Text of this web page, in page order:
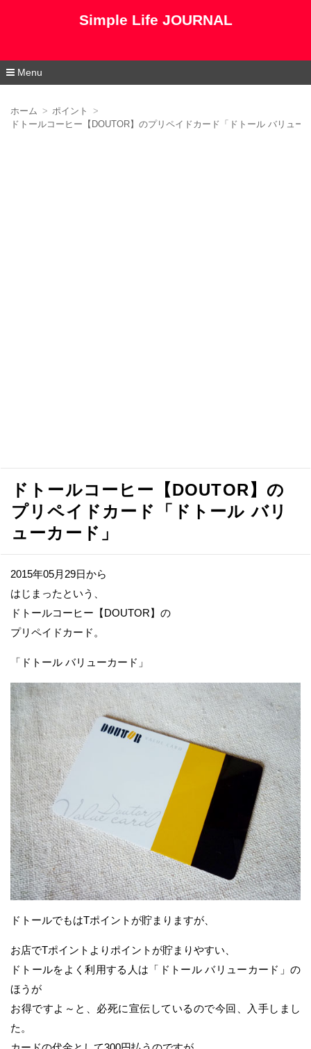
Simple Life JOURNAL
Menu
ホーム
ポイント
ドトールコーヒー【DOUTOR】のプリペイドカード「ドトール バリュー
ドトールコーヒー【DOUTOR】の
プリペイドカード「ドトール バリ
ューカード」
2015年05月29日から
はじまったという、
ドトールコーヒー【DOUTOR】の
プリペイドカード。
「ドトール バリューカード」
ドトールでもはTポイントが貯まりますが、
お店でTポイントよりポイントが貯まりやすい、
ドトールをよく利用する人は「ドトール バリューカード」の
ほうが
お得ですよ～と、必死に宣伝しているので今回、入手しまし
た。